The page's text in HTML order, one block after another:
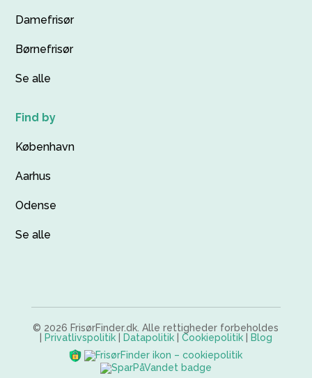
Damefrisør
Børnefrisør
Se alle
Find by
København
Aarhus
Odense
Se alle
© 2026 FrisørFinder.dk. Alle rettigheder forbeholdes
Privatlivspolitik| Datapolitik| Cookiepolitik| Blog